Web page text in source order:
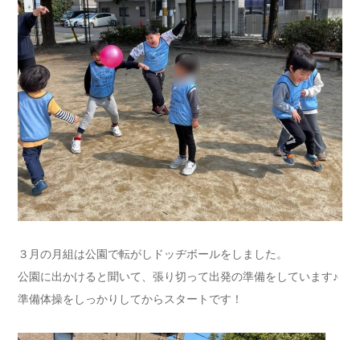
３月の月組は公園で転がしドッヂボールをしました。
公園に出かけると聞いて、張り切って出発の準備をしています♪
準備体操をしっかりしてからスタートです！